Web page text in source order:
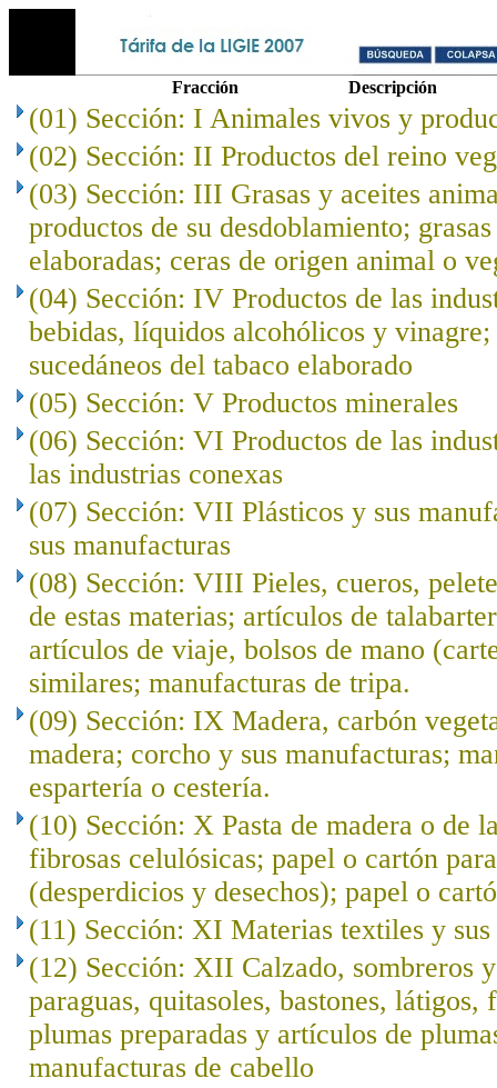
Fracción Descripción
(01) Sección: I Animales vivos y
(02) Sección: II Productos del reino
(03) Sección: III Grasas y aceites
productos de su desdoblamiento;
elaboradas; ceras de origen animal o
(04) Sección: IV Productos de las
bebidas, líquidos alcohólicos y vinagre;
sucedáneos del tabaco elaborado
(05) Sección: V Productos minerales
(06) Sección: VI Productos de las
las industrias conexas
(07) Sección: VII Plásticos y sus
sus manufacturas
(08) Sección: VIII Pieles, cueros,
de estas materias; artículos de
artículos de viaje, bolsos de mano
similares; manufacturas de tripa.
(09) Sección: IX Madera, carbón
madera; corcho y sus manufacturas;
espartería o cestería.
(10) Sección: X Pasta de madera o de
fibrosas celulósicas; papel o cartón
(desperdicios y desechos); papel o
(11) Sección: XI Materias textiles y sus
(12) Sección: XII Calzado, sombreros
paraguas, quitasoles, bastones, látigos,
plumas preparadas y artículos de
manufacturas de cabello